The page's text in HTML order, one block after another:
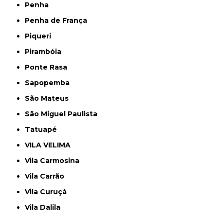
Penha
Penha de França
Piqueri
Pirambóia
Ponte Rasa
Sapopemba
São Mateus
São Miguel Paulista
Tatuapé
VILA VELIMA
Vila Carmosina
Vila Carrão
Vila Curuçá
Vila Dalila